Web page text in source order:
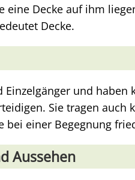
eine Decke auf ihm
Decke.
Einzelgänger und
Sie tragen auch
bei einer Begegnung
Aussehen